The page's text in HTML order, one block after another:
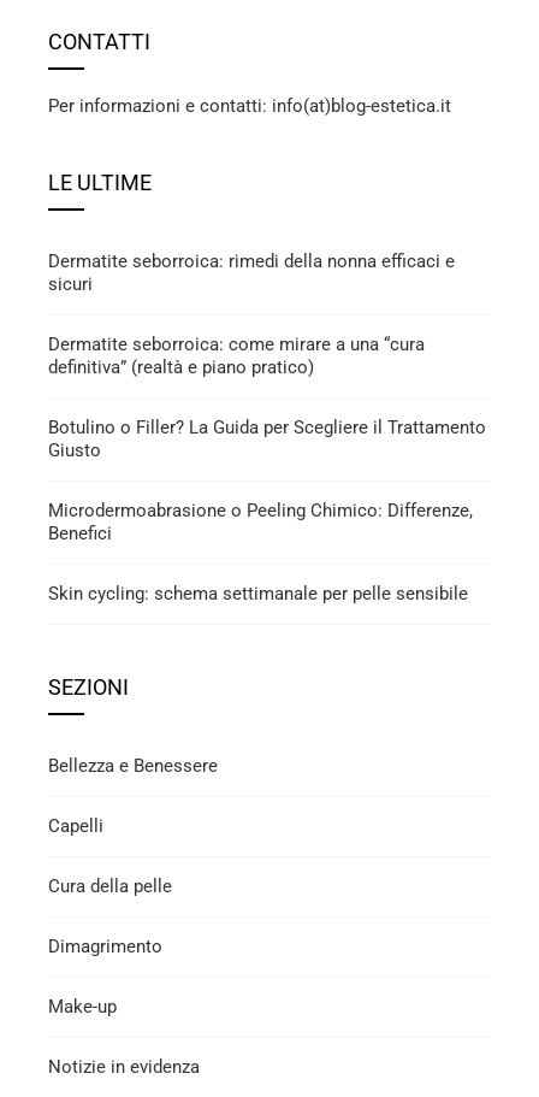
CONTATTI
Per informazioni e contatti: info(at)blog-estetica.it
LE ULTIME
Dermatite seborroica: rimedi della nonna efficaci e
sicuri
Dermatite seborroica: come mirare a una “cura
definitiva” (realtà e piano pratico)
Botulino o Filler? La Guida per Scegliere il Trattamento
Giusto
Microdermoabrasione o Peeling Chimico: Differenze,
Benefici
Skin cycling: schema settimanale per pelle sensibile
SEZIONI
Bellezza e Benessere
Capelli
Cura della pelle
Dimagrimento
Make-up
Notizie in evidenza